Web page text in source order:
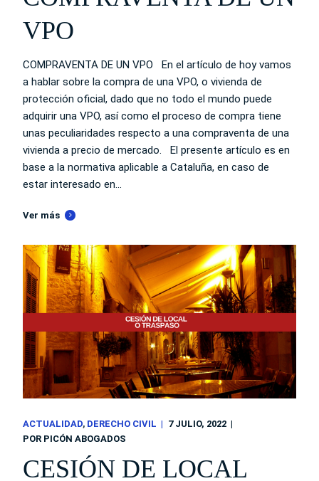
VPO
COMPRAVENTA DE UN VPO En el artículo de hoy vamos
a hablar sobre la compra de una VPO, o vivienda de
protección oficial, dado que no todo el mundo puede
adquirir una VPO, así como el proceso de compra tiene
unas peculiaridades respecto a una compraventa de una
vivienda a precio de mercado. El presente artículo es en
base a la normativa aplicable a Cataluña, en caso de
estar interesado en...
Ver más
ACTUALIDAD DERECHO CIVIL
7 JULIO, 2022
POR PICÓN ABOGADOS
CESIÓN DE LOCAL